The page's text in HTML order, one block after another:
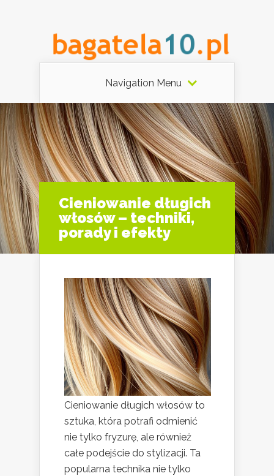
Navigation Menu
Cieniowanie długich
włosów – techniki,
porady i efekty
Cieniowanie długich włosów to
sztuka, która potrafi odmienić
nie tylko fryzurę, ale również
całe podejście do stylizacji. Ta
popularna technika nie tylko